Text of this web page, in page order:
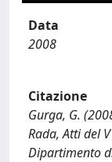
Data
2008
Citazione
Gurga, G.
Rada, Atti del
Dipartimento